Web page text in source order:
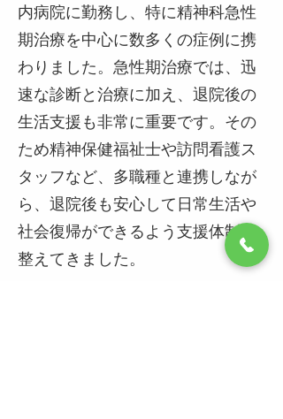
内病院に勤務し、特に精神科急性
期治療を中心に数多くの症例に携
わりました。急性期治療では、迅
速な診断と治療に加え、退院後の
生活支援も非常に重要です。その
ため精神保健福祉士や訪問看護ス
タッフなど、多職種と連携しなが
ら、退院後も安心して日常生活や
社会復帰ができるよう支援体制を
整えてきました。